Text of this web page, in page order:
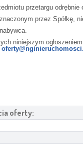
przetargu
przez Spółkę,
niniejszym
oferty: